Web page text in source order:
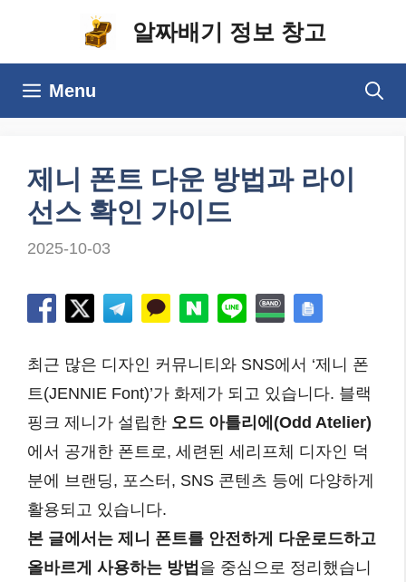
알짜배기 정보 창고
Menu
제니 폰트 다운 방법과 라이
선스 확인 가이드
2025-10-03
최근 많은 디자인 커뮤니티와 SNS에서 ‘제니 폰
트(JENNIE Font)’가 화제가 되고 있습니다. 블랙
핑크 제니가 설립한 오드 아틀리에(Odd Atelier)
에서 공개한 폰트로, 세련된 세리프체 디자인 덕
분에 브랜딩, 포스터, SNS 콘텐츠 등에 다양하게
활용되고 있습니다.
본 글에서는 제니 폰트를 안전하게 다운로드하고
올바르게 사용하는 방법 을 중심으로 정리했습니